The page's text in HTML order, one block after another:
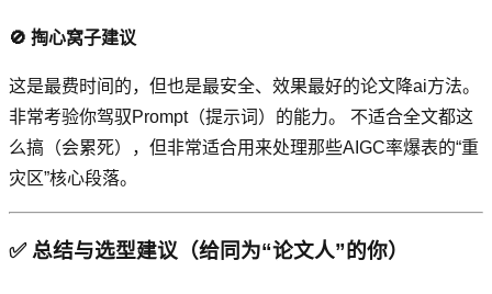
🚫 掏心窝子建议
这是最费时间的，但也是最安全、效果最好的论文降ai方法。
非常考验你驾驭Prompt（提示词）的能力。 不适合全文都这
么搞（会累死），但非常适合用来处理那些AIGC率爆表的“重
灾区”核心段落。
✅ 总结与选型建议（给同为“论文人”的你）